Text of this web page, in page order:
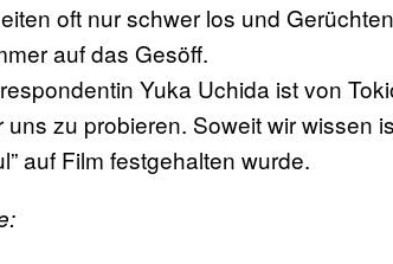
oft nur schwer los und
auf das Gesöff.
Yuka Uchida ist von
zu probieren. Soweit wir wissen
auf Film festgehalten wurde.